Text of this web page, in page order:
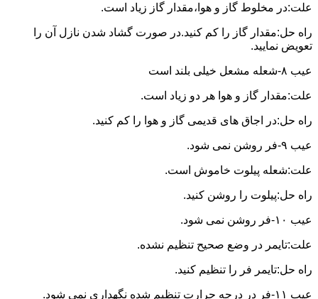
علت:در مخلوط گاز و هوا،مقدار گاز زیاد است.
راه حل:مقدار گاز را کم کنید.در صورت گشاد شدن نازل آن را
تعویض نمایید.
عیب ۸-شعله مشعل خیلی بلند است
علت:مقدار گاز و هوا هر دو زیاد است.
راه حل:در اجاق های قدیمی گاز و هوا را کم کنید.
عیب ۹-فر روشن نمی شود.
علت:شعله پیلوت خاموش است.
راه حل:پیلوت را روشن کنید.
عیب ۱۰-فر روشن نمی شود.
علت:تایمر در وضع صحیح تنظیم نشده.
راه حل:تایمر فر را تنظیم کنید.
عیب ۱۱-فر در درجه حرارت تنظیم شده نگهداری نمی شود.